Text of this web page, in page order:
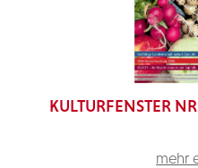
KULTURFENSTER
mehr